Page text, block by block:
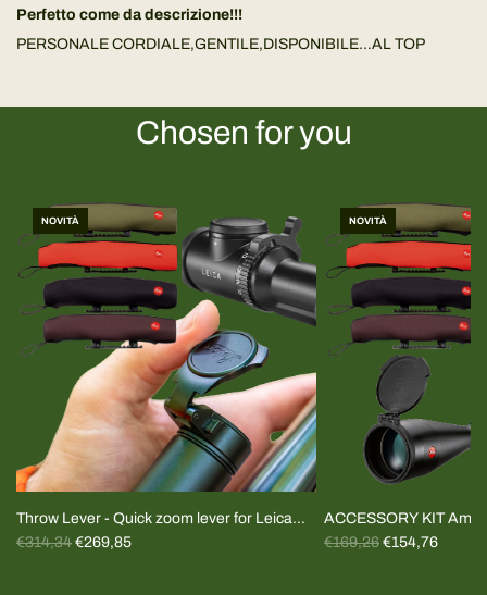
Perfetto come da descrizione!!!
PERSONALE CORDIALE,GENTILE,DISPONIBILE...AL TOP
Chosen for you
NOVITÀ
Throw Lever - Quick zoom lever for Leica
Magnus and Fortis riflescopes (specify
R
€314,34 €269,85
NOVITÀ
ACCESSORY KIT
Plugs+cover
R
€169,26 €154,76